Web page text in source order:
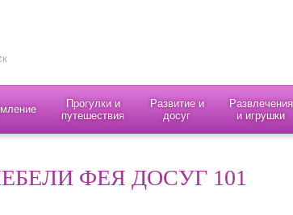
Прогулки и
путешествия
Развитие и
досуг
Развлечения
и игрушки
ФЕЯ ДОСУГ 101